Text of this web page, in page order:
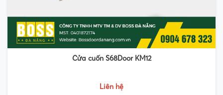
Cửa cuốn S68Door KM12
Liên hệ